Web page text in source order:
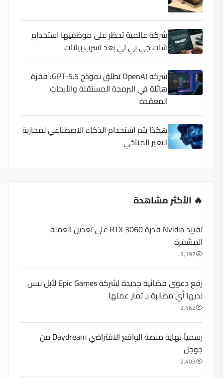
شركة عالمية تحظر على موظفيها استخدام
شات جي بي تي بعد تسرب بيانات
شركة OpenAI تطلق نموذج GPT-5.5: قفزة
هائلة في البرمجة المستقلة والأبحاث
المعقدة
هكذا يتم استخدام الذكاء الاصطناعي لمحاربة
التغير المناخي
🔥 الأكثر مشاهدة
تقييد Nvidia قدرة RTX 3060 على تعدين العملة
المشفرة
3,197
رفع دعوى قضائية جديدة لشركة Epic Games لأبل ليس
لديها أي مطالبة بـ ثمار عملها
2,462
رسميآ نهاية منصة الواقع الافتراضي Daydream من
جوجل
2,403